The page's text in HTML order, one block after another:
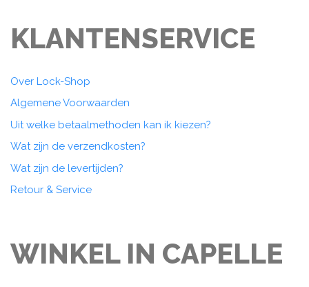
KLANTENSERVICE
Over Lock-Shop
Algemene Voorwaarden
Uit welke betaalmethoden kan ik kiezen?
Wat zijn de verzendkosten?
Wat zijn de levertijden?
Retour & Service
WINKEL IN CAPELLE